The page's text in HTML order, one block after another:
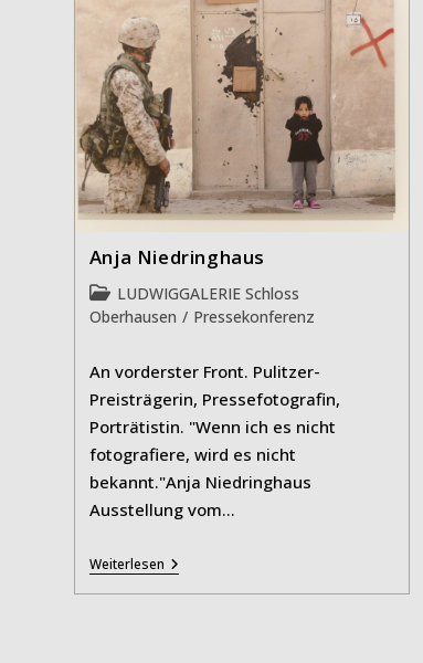
Anja Niedringhaus
Beitrags-
Kategorie:
LUDWIGGALERIE Schloss
Oberhausen / Pressekonferenz
An vorderster Front. Pulitzer-
Preisträgerin, Pressefotografin,
Porträtistin. "Wenn ich es nicht
fotografiere, wird es nicht
bekannt."Anja Niedringhaus
Ausstellung vom…
WeiterlesenAnja
Niedringhaus